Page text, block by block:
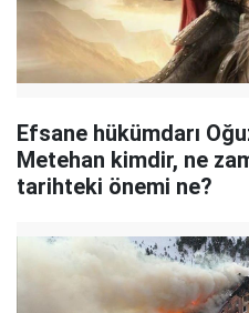
Efsane hükümdarı
Metehan kimdir, ne
tarihteki önemi ne?